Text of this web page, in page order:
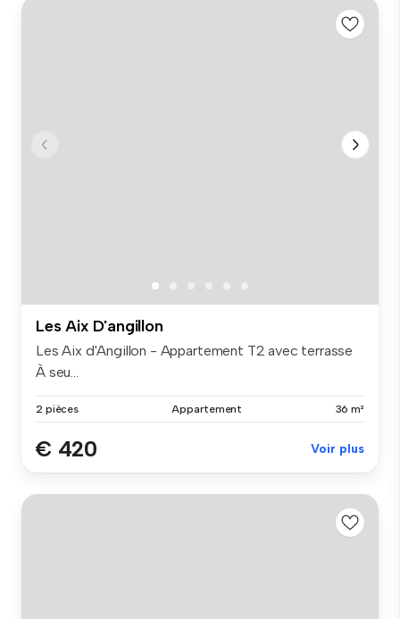
Les Aix D'angillon
Les Aix d'Angillon - Appartement T2 avec terrasse
À seu...
2 pièces Appartement 36 m²
€ 420 Voir plus